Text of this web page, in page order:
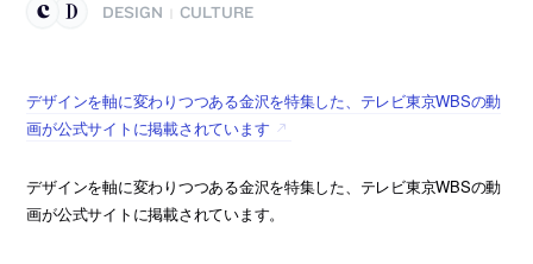
DESIGN CULTURE
デザインを軸に変わりつつある金沢を特集した、テレビ東京WBSの動
画が公式サイトに掲載されています
デザインを軸に変わりつつある金沢を特集した、テレビ東京WBSの動
画が公式サイトに掲載されています。